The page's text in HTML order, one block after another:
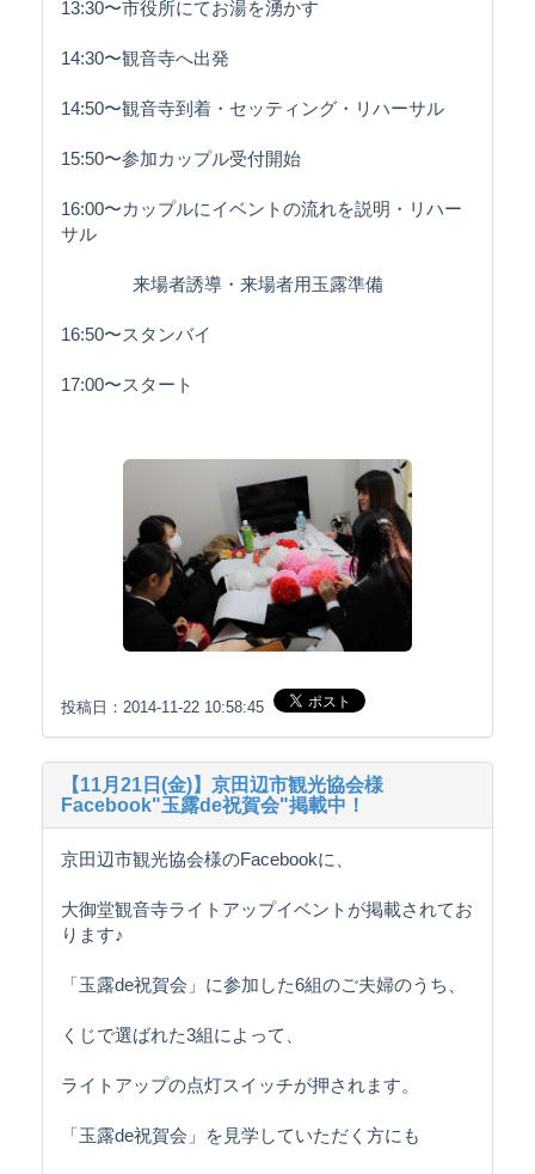
13:30〜市役所にてお湯を湧かす
14:30〜観音寺へ出発
14:50〜観音寺到着・セッティング・リハーサル
15:50〜参加カップル受付開始
16:00〜カップルにイベントの流れを説明・リハー
サル
来場者誘導・来場者用玉露準備
16:50〜スタンバイ
17:00〜スタート
投稿日：2014-11-22 10:58:45
【11月21日(金)】京田辺市観光協会様
Facebook"玉露de祝賀会"掲載中！
京田辺市観光協会様のFacebookに、
大御堂観音寺ライトアップイベントが掲載されてお
ります♪
「玉露de祝賀会」に参加した6組のご夫婦のうち、
くじで選ばれた3組によって、
ライトアップの点灯スイッチが押されます。
「玉露de祝賀会」を見学していただく方にも